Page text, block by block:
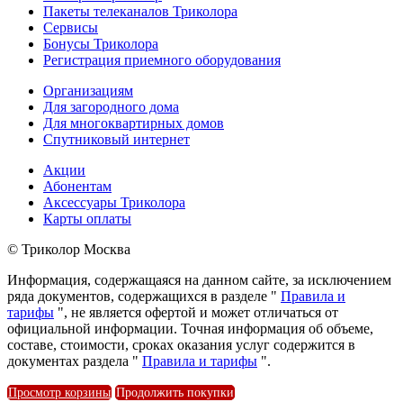
Пакеты телеканалов Триколора
Сервисы
Бонусы Триколора
Регистрация приемного оборудования
Организациям
Для загородного дома
Для многоквартирных домов
Спутниковый интернет
Акции
Абонентам
Аксессуары Триколора
Карты оплаты
© Триколор Москва
Информация, содержащаяся на данном сайте, за исключением
ряда документов, содержащихся в разделе " Правила и
тарифы ", не является офертой и может отличаться от
официальной информации. Точная информация об объеме,
составе, стоимости, сроках оказания услуг содержится в
документах раздела " Правила и тарифы ".
Просмотр корзины Продолжить покупки